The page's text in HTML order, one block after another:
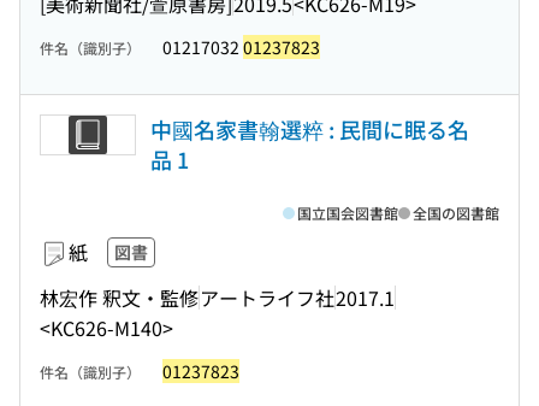
件名（識別子） 01217032 01237823
中國名家書翰選粹 : 民間に眠る名
品 1
紙 図書
林宏作 釈文・監修アートライフ社2017.1
<KC626-M140>
国立国会図書館 全国の図書館
件名（識別子） 01237823